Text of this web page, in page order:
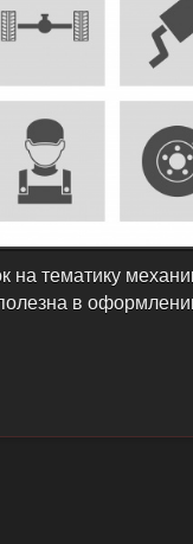
на тематику
в